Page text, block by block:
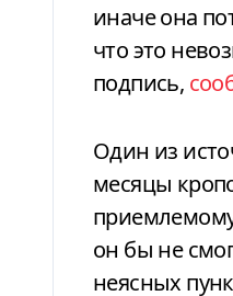
иначе она
что это
подпись,
Один из
месяцы
он бы не
неясных